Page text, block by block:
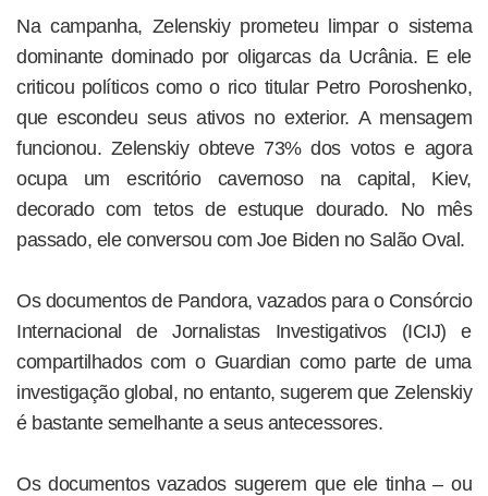
Na campanha, Zelenskiy prometeu limpar o sistema
dominante dominado por oligarcas da Ucrânia. E ele
criticou políticos como o rico titular Petro Poroshenko,
que escondeu seus ativos no exterior. A mensagem
funcionou. Zelenskiy obteve 73% dos votos e agora
ocupa um escritório cavernoso na capital, Kiev,
decorado com tetos de estuque dourado. No mês
passado, ele conversou com Joe Biden no Salão Oval.
Os documentos de Pandora, vazados para o Consórcio
Internacional de Jornalistas Investigativos (ICIJ) e
compartilhados com o Guardian como parte de uma
investigação global, no entanto, sugerem que Zelenskiy
é bastante semelhante a seus antecessores.
Os documentos vazados sugerem que ele tinha – ou